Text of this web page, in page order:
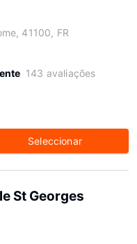
41100, FR
143 avaliações
Seleccionar
St Georges